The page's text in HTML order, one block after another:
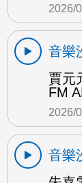
2026/
音樂
賈元
FM
2026/
音樂